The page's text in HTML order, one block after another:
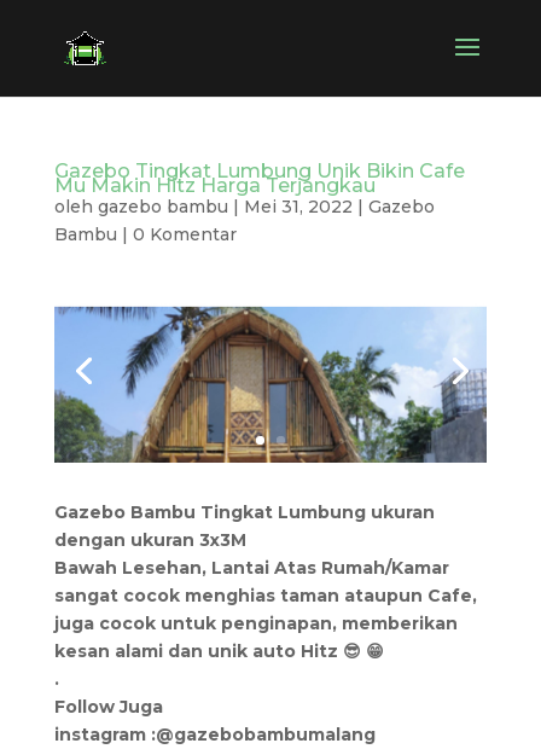
Gazebo Tingkat Lumbung Unik Bikin Cafe
Mu Makin Hitz Harga Terjangkau
oleh gazebo bambu | Mei 31, 2022 | Gazebo
Bambu | 0 Komentar
Gazebo Bambu Tingkat Lumbung ukuran
dengan ukuran 3x3M
Bawah Lesehan, Lantai Atas Rumah/Kamar
sangat cocok menghias taman ataupun Cafe,
juga cocok untuk penginapan, memberikan
kesan alami dan unik auto Hitz 😎 😁
.
Follow Juga
instagram :@gazebobambumalang